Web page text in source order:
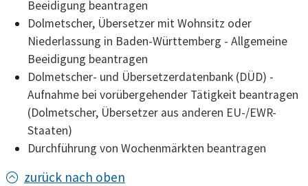
Beeidigung beantragen
Dolmetscher, Übersetzer mit Wohnsitz oder
Niederlassung in Baden-Württemberg - Allgemeine
Beeidigung beantragen
Dolmetscher- und Übersetzerdatenbank (DÜD) -
Aufnahme bei vorübergehender Tätigkeit beantragen
(Dolmetscher, Übersetzer aus anderen EU-/EWR-
Staaten)
Durchführung von Wochenmärkten beantragen
zurück nach oben